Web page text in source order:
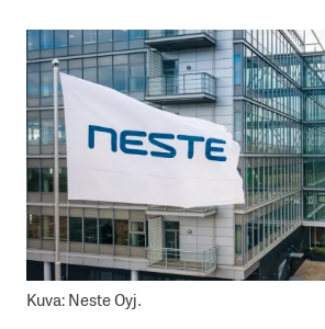
Kuva: Neste Oyj.